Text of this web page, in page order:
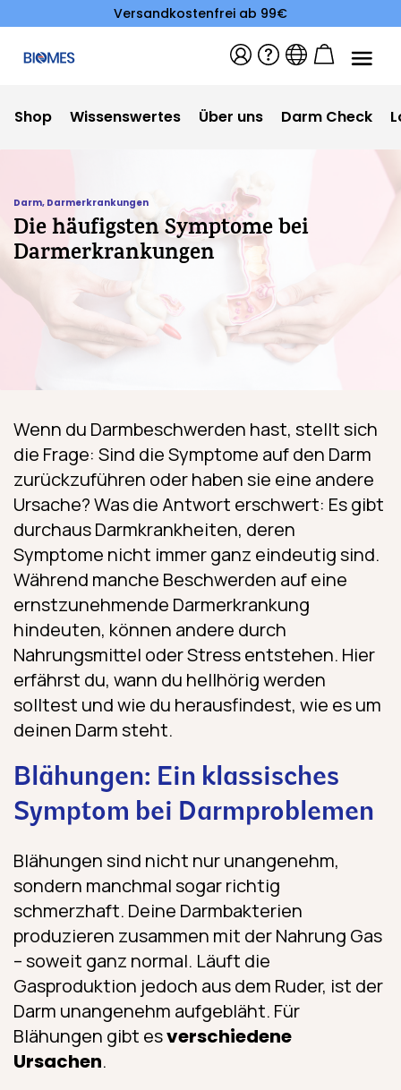
Versandkostenfrei ab 99€
Shop Wissenswertes Über uns Darm Check
Darm, Darmerkrankungen
Die häufigsten Symptome bei
Darmerkrankungen
Wenn du Darmbeschwerden hast, stellt sich
die Frage: Sind die Symptome auf den Darm
zurückzuführen oder haben sie eine andere
Ursache? Was die Antwort erschwert: Es gibt
durchaus Darmkrankheiten, deren
Symptome nicht immer ganz eindeutig sind.
Während manche Beschwerden auf eine
ernstzunehmende Darmerkrankung
hindeuten, können andere durch
Nahrungsmittel oder Stress entstehen. Hier
erfährst du, wann du hellhörig werden
solltest und wie du herausfindest, wie es um
deinen Darm steht.
Blähungen: Ein klassisches
Symptom bei Darmproblemen
Blähungen sind nicht nur unangenehm,
sondern manchmal sogar richtig
schmerzhaft. Deine Darmbakterien
produzieren zusammen mit der Nahrung Gas
– soweit ganz normal. Läuft die
Gasproduktion jedoch aus dem Ruder, ist der
Darm unangenehm aufgebläht. Für
Blähungen gibt esverschiedene
Ursachen.